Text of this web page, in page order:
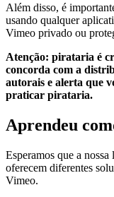
Além disso, é
usando qualquer
Vimeo privado ou
Atenção: pirataria é
concorda com a
autorais e alerta que
praticar pirataria.
Aprendeu
Esperamos que a
oferecem diferentes
Vimeo.